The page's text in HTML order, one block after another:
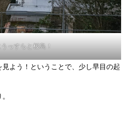
っすらと桜島！
よう！ということで、少し早目の起